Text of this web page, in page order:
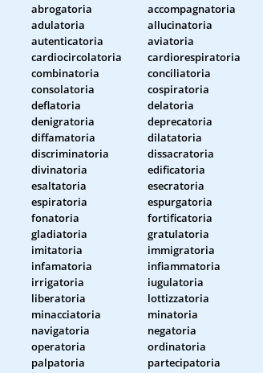
abrogatoria accompagnatoria
adulatoria allucinatoria
autenticatoria aviatoria
cardiocircolatoria cardiorespiratoria
combinatoria conciliatoria
consolatoria cospiratoria
deflatoria delatoria
denigratoria deprecatoria
diffamatoria dilatatoria
discriminatoria dissacratoria
divinatoria edificatoria
esaltatoria esecratoria
espiratoria espurgatoria
fonatoria fortificatoria
gladiatoria gratulatoria
imitatoria immigratoria
infamatoria infiammatoria
irrigatoria iugulatoria
liberatoria lottizzatoria
minacciatoria minatoria
navigatoria negatoria
operatoria ordinatoria
palpatoria partecipatoria